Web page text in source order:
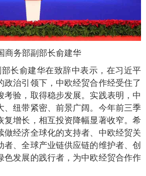
商务部副部长俞建华
长俞建华在致辞中表示，在习近平
政治引领下，中欧经贸合作经受住了
考验，取得稳步发展。实践表明，中
、纽带紧密、前景广阔。今年前三季
复增长，相互投资降幅显著收窄。希
做经济全球化的支持者、中欧经贸关
者、全球产业链供应链的维护者、创
色发展的践行者，为中欧经贸合作作